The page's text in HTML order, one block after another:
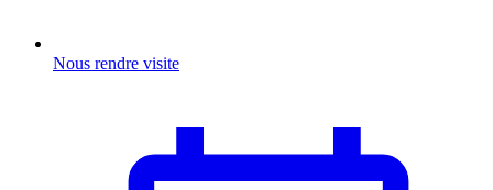
Nous rendre visite